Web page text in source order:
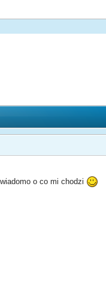
o co mi chodzi